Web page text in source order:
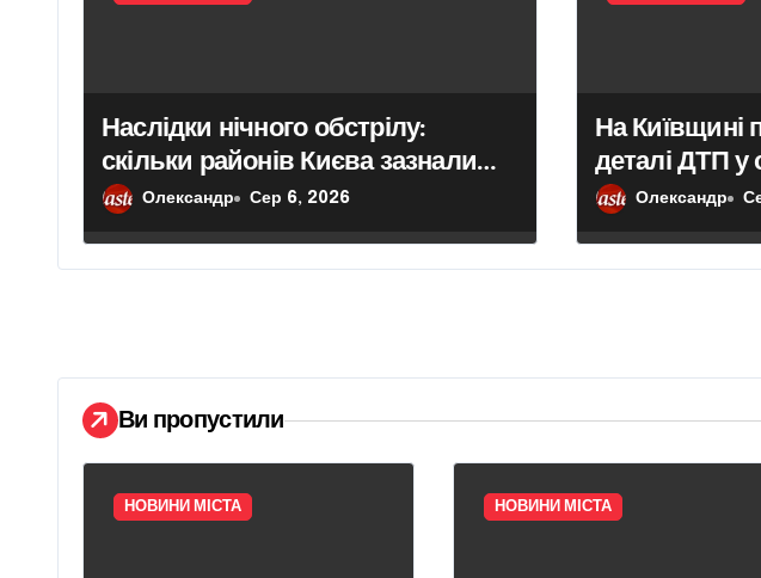
и
с
і
в
Наслідки нічного обстрілу:
скільки районів Києва зазнали
ударівОлександр Сер 6, 2026
На Київщині
деталі ДТП у
Олександр
Ви пропустили
НОВИНИ МІСТА НОВИНИ МІСТА